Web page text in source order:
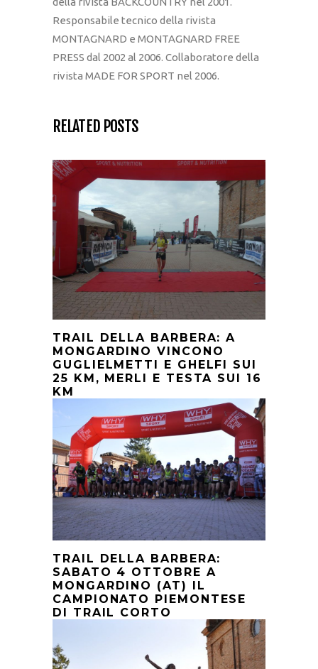
Responsabile tecnico della rivista
MONTAGNARD e MONTAGNARD FREE
PRESS dal 2002 al 2006. Collaboratore della
rivista MADE FOR SPORT nel 2006.
RELATED POSTS
TRAIL DELLA BARBERA: A
MONGARDINO VINCONO
GUGLIELMETTI E GHELFI SUI
25 KM, MERLI E TESTA SUI 16
KM
TRAIL DELLA BARBERA:
SABATO 4 OTTOBRE A
MONGARDINO (AT) IL
CAMPIONATO PIEMONTESE
DI TRAIL CORTO